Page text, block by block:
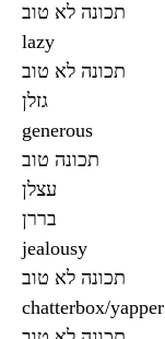
תכונה ‌לא טוב
lazy
תכונה ‌לא טוב
גזלן
generous
תכונה טוב
עצלן
בררן
jealousy
תכונה ‌לא טוב
chatterbox/yapper